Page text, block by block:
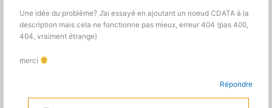
Une idée du problème? J’ai essayé en ajoutant un noeud CDATA à la
description mais cela ne fonctionne pas mieux, erreur 404 (pas 400,
404, vraiment étrange)
merci
Répondre